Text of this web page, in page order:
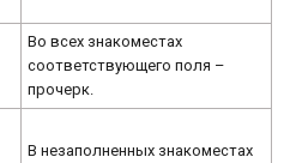
Во всех знакоместах
соответствующего поля –
прочерк.
В незаполненных знакоместах